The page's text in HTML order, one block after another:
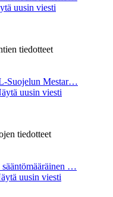
uusin viesti
tiedotteet
Suojelun Mestar…
uusin viesti
tiedotteet
…
uusin viesti